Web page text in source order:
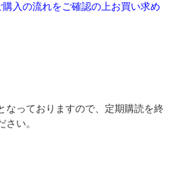
入の流れをご確認の上お買い求め
なっておりますので、定期購読を終
さい。